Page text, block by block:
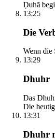
Ḍuhā
13:25
Die
Wenn die
13:29
Dhuhr
Das
Die
13:31
Dhuhr